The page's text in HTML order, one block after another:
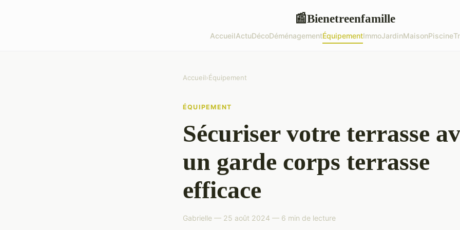
📰Bienetreenfamille
AccueilActuDécoDéménagementÉquipementImmoJardinMaisonPiscine
Accueil›Équipement
ÉQUIPEMENT
Sécuriser votre terrasse
un garde corps terrasse
efficace
Gabrielle — 25 août 2024 — 6 min de lecture